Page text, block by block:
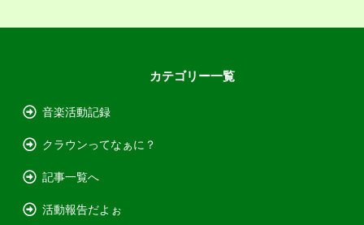
カテゴリー一覧
音楽活動記録
クラウンってなぁに？
記事一覧へ
活動報告だよぉ